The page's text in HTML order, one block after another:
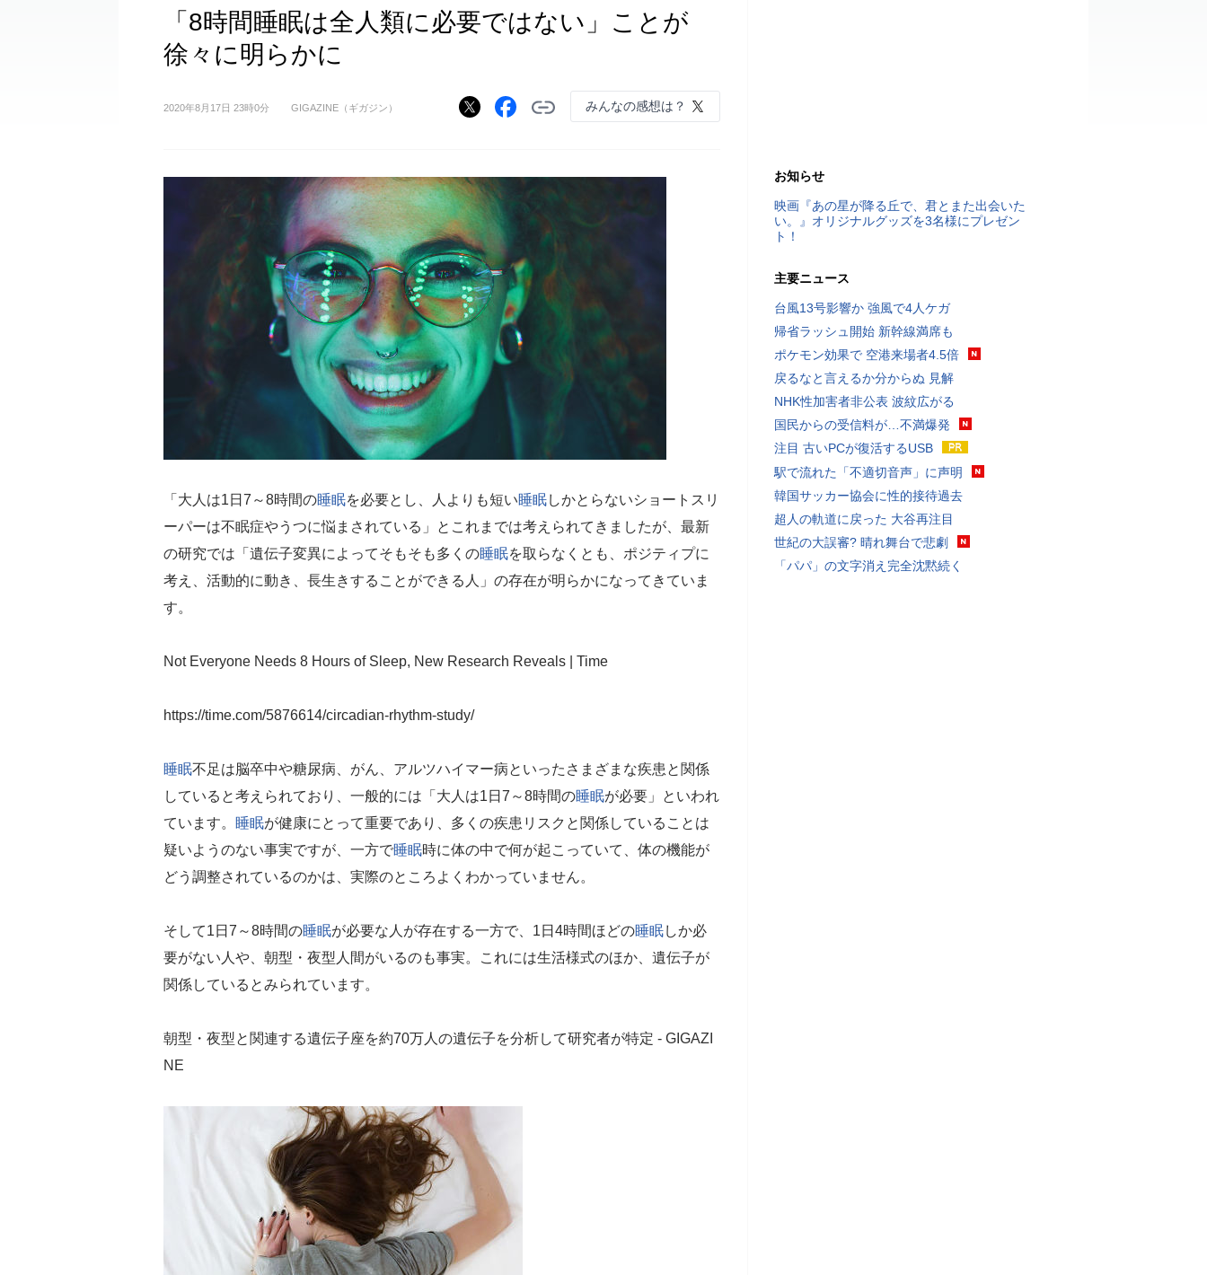
「8時間睡眠は全人類に必要ではない」ことが
徐々に明らかに
2020年8月17日 23時0分 GIGAZINE（ギガジン） みんなの感想は？
「大人は1日7～8時間の睡眠を必要とし、人よりも短い睡眠しかとらないショートスリ
ーパーは不眠症やうつに悩まされている」とこれまでは考えられてきましたが、最新
の研究では「遺伝子変異によってそもそも多くの睡眠を取らなくとも、ポジティプに
考え、活動的に動き、長生きすることができる人」の存在が明らかになってきていま
す。
Not Everyone Needs 8 Hours of Sleep, New Research Reveals | Time
https://time.com/5876614/circadian-rhythm-study/
睡眠不足は脳卒中や糖尿病、がん、アルツハイマー病といったさまざまな疾患と関係
していると考えられており、一般的には「大人は1日7～8時間の睡眠が必要」といわれ
ています。
睡眠が健康にとって重要であり、多くの疾患リスクと関係していることは
疑いようのない事実ですが、一方で睡眠時に体の中で何が起こっていて、体の機能が
どう調整されているのかは、実際のところよくわかっていません。
そして1日7～8時間の睡眠が必要な人が存在する一方で、1日4時間ほどの睡眠しか必
要がない人や、朝型・夜型人間がいるのも事実。これには生活様式のほか、遺伝子が
関係しているとみられています。
朝型・夜型と関連する遺伝子座を約70万人の遺伝子を分析して研究者が特定 - GIGAZI
NE
お知らせ
映画『あの星が降る丘で、君とまた出会いた
い。』オリジナルグッズを3名様にプレゼン
ト！
主要ニュース
台風13号影響か 強風で4人ケガ
帰省ラッシュ開始 新幹線満席も
ポケモン効果で 空港来場者4.5倍
戻るなと言えるか分からぬ 見解
NHK性加害者非公表 波紋広がる
国民からの受信料が…不満爆発
注目 古いPCが復活するUSB
駅で流れた「不適切音声」に声明
韓国サッカー協会に性的接待過去
超人の軌道に戻った 大谷再注目
世紀の大誤審? 晴れ舞台で悲劇
「パパ」の文字消え完全沈黙続く